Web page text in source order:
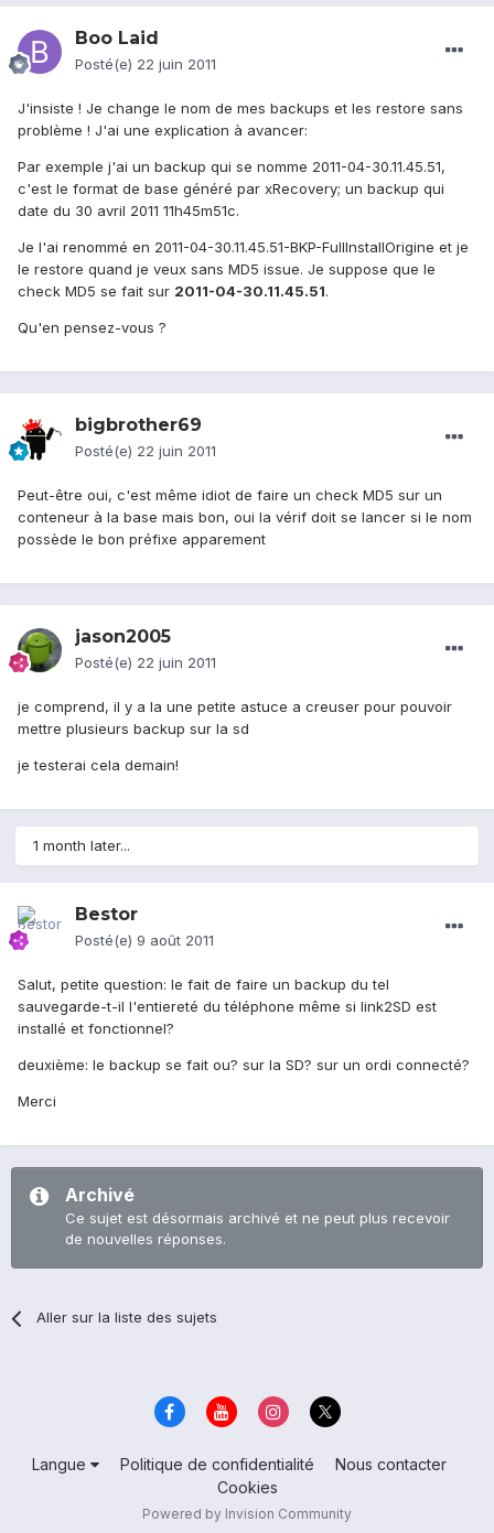
Boo Laid
Posté(e) 22 juin 2011
J'insiste ! Je change le nom de mes backups et les restore sans
problème ! J'ai une explication à avancer:
Par exemple j'ai un backup qui se nomme 2011-04-30.11.45.51,
c'est le format de base généré par xRecovery; un backup qui
date du 30 avril 2011 11h45m51c.
Je l'ai renommé en 2011-04-30.11.45.51-BKP-FullInstallOrigine et je
le restore quand je veux sans MD5 issue. Je suppose que le
check MD5 se fait sur 2011-04-30.11.45.51.
Qu'en pensez-vous ?
bigbrother69
Posté(e) 22 juin 2011
Peut-être oui, c'est même idiot de faire un check MD5 sur un
conteneur à la base mais bon, oui la vérif doit se lancer si le nom
possède le bon préfixe apparement
jason2005
Posté(e) 22 juin 2011
je comprend, il y a la une petite astuce a creuser pour pouvoir
mettre plusieurs backup sur la sd
je testerai cela demain!
1 month later...
Bestor
Posté(e) 9 août 2011
Salut, petite question: le fait de faire un backup du tel
sauvegarde-t-il l'entiereté du téléphone même si link2SD est
installé et fonctionnel?
deuxième: le backup se fait ou? sur la SD? sur un ordi connecté?
Merci
Archivé
Ce sujet est désormais archivé et ne peut plus recevoir
de nouvelles réponses.
Aller sur la liste des sujets
Langue Politique de confidentialité
Nous contacter
Cookies
Powered by Invision Community